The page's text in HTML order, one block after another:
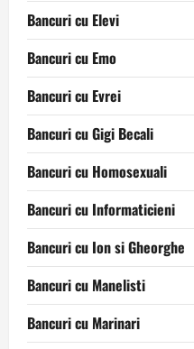
Bancuri cu Elevi
Bancuri cu Emo
Bancuri cu Evrei
Bancuri cu Gigi Becali
Bancuri cu Homosexuali
Bancuri cu Informaticieni
Bancuri cu Ion si Gheorghe
Bancuri cu Manelisti
Bancuri cu Marinari